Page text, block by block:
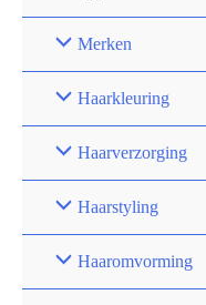
Merken
Haarkleuring
Haarverzorging
Haarstyling
Haaromvorming